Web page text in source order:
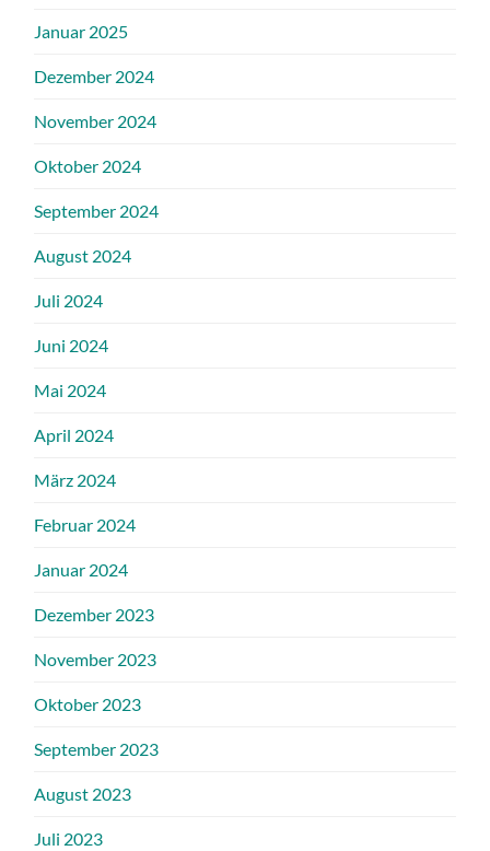
Januar 2025
Dezember 2024
November 2024
Oktober 2024
September 2024
August 2024
Juli 2024
Juni 2024
Mai 2024
April 2024
März 2024
Februar 2024
Januar 2024
Dezember 2023
November 2023
Oktober 2023
September 2023
August 2023
Juli 2023